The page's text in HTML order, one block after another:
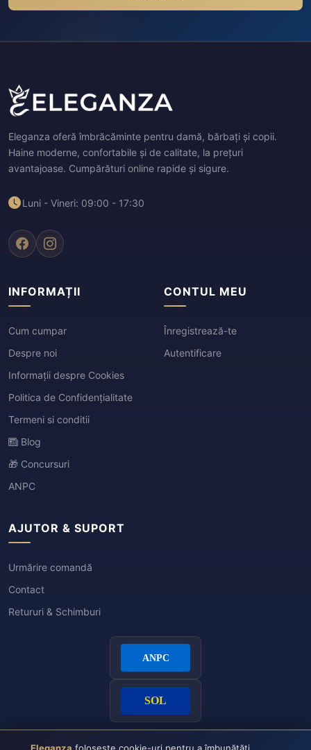
Eleganza oferă îmbrăcăminte pentru damă, bărbați și copii.
Haine moderne, confortabile și de calitate, la prețuri
avantajoase. Cumpărături online rapide și sigure.
Luni - Vineri: 09:00 - 17:30
INFORMAȚII
Cum cumpar
Despre noi
Informații despre Cookies
Politica de Confidențialitate
Termeni si conditii
Blog
🎁 Concursuri
ANPC
CONTUL MEU
Înregistrează-te
Autentificare
AJUTOR & SUPORT
Urmărire comandă
Contact
Retururi & Schimburi